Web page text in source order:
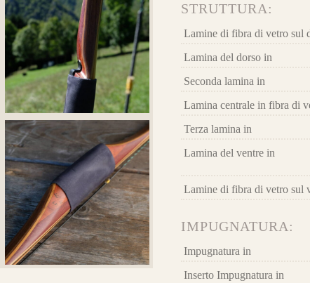
ORDINA IL TUO
la
già realizzati su misura
STRUTTURA:
Lamine di fibra di vetro sul
Lamina del dorso in
Seconda lamina in
Lamina centrale in fibra di
Terza lamina in
Lamina del ventre in
Lamine di fibra di vetro sul
IMPUGNATURA:
Impugnatura in
Inserto Impugnatura in